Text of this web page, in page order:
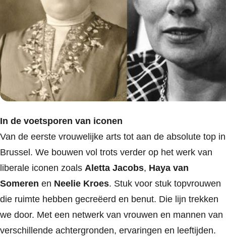
In de voetsporen van iconen
Van de eerste vrouwelijke arts tot aan de absolute top in
Brussel. We bouwen vol trots verder op het werk van
liberale iconen zoals Aletta Jacobs, Haya van
Someren en Neelie Kroes. Stuk voor stuk topvrouwen
die ruimte hebben gecreëerd en benut. Die lijn trekken
we door. Met een netwerk van vrouwen en mannen van
verschillende achtergronden, ervaringen en leeftijden.